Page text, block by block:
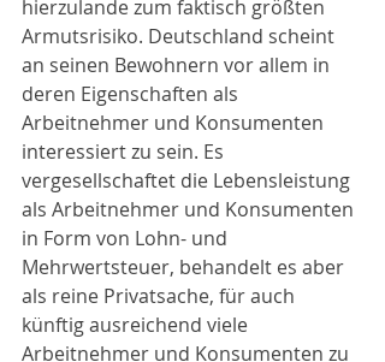
hierzulande zum faktisch größten
Armutsrisiko. Deutschland scheint
an seinen Bewohnern vor allem in
deren Eigenschaften als
Arbeitnehmer und Konsumenten
interessiert zu sein. Es
vergesellschaftet die Lebensleistung
als Arbeitnehmer und Konsumenten
in Form von Lohn- und
Mehrwertsteuer, behandelt es aber
als reine Privatsache, für auch
künftig ausreichend viele
Arbeitnehmer und Konsumenten zu